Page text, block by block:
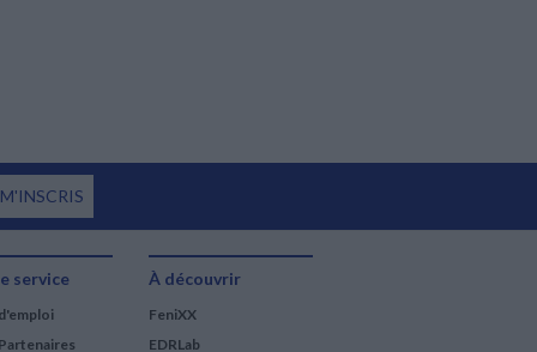
service À découvrir
FeniXX
EDRLab